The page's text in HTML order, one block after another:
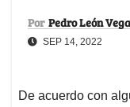
Por Pedro León
SEP 14, 2022
De acuerdo con